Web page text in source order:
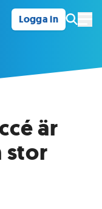
Logga in
är
stor